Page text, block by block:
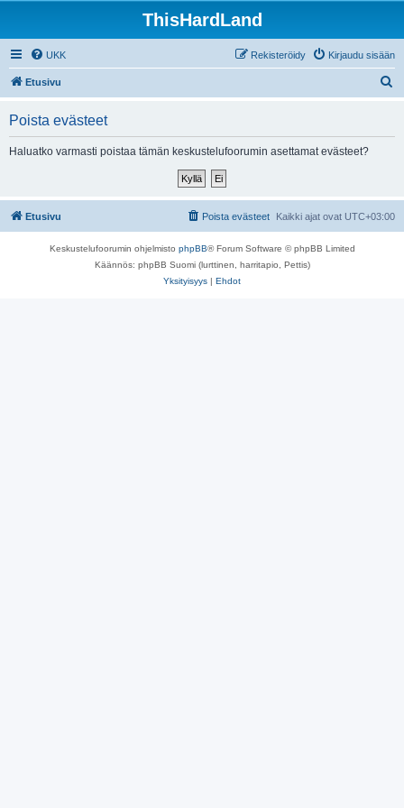
ThisHardLand
UKK Kirjaudu sisään
Rekisteröidy
Etusivu
Poista evästeet
Haluatko varmasti poistaa tämän keskustelufoorumin asettamat evästeet?
Etusivu Kaikki ajat ovat UTC+03:00
Poista evästeet
Keskustelufoorumin ohjelmisto phpBB® Forum Software © phpBB Limited
Käännös: phpBB Suomi (lurttinen, harritapio, Pettis)
Yksityisyys | Ehdot